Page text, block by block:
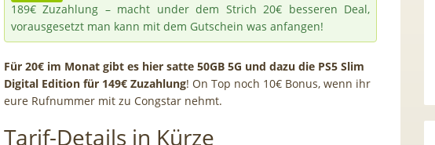
189€ Zuzahlung – macht under dem Strich 20€ besseren Deal,
vorausgesetzt man kann mit dem Gutschein was anfangen!
Für 20€ im Monat gibt es hier satte 50GB 5G und dazu die PS5 Slim
Digital Edition für 149€ Zuzahlung! On Top noch 10€ Bonus, wenn ihr
eure Rufnummer mit zu Congstar nehmt.
Tarif-Details in Kürze
[Eff. GRATIS!] 📲 Samsung
Galaxy S26 (256GB) für 169€ +
50GB 5G Otelo Vodafone Allnet
50€ Wechselbonus! 🎉 50GB 5G
Vodafone Allnet für 7,99€ mtl.
| 0,00€ Anschlusskosten |